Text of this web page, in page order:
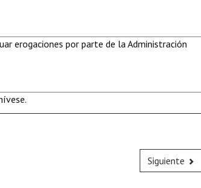
erogaciones por parte de la Administración
Siguiente